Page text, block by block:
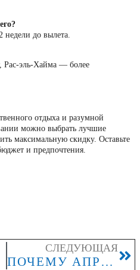
до вылета.
Рас-эль-Хайма — более
отдыха и разумной
можно выбрать лучшие
максимальную скидку. Оставьте
и предпочтения.
СЛЕДУЮЩАЯ
ПОЧЕМУ АПРЕЛЬ — ЛУЧШИЙ МЕСЯЦ, ЧТОБЫ СПЛАНИРОВАТЬ ЛЕТНИЙ ОТПУСК